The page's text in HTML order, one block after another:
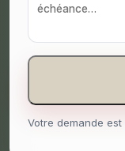
Votre demande est